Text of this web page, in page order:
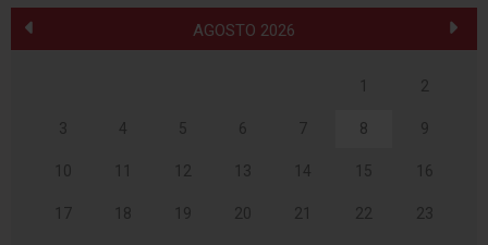
AGOSTO 2026
1 2
3 4 5 6 7 8 9
10 11 12 13 14 15 16
17 18 19 20 21 22 23